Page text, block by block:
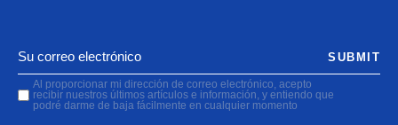
Al proporcionar mi dirección de correo electrónico, acepto
recibir nuestros últimos artículos e información, y entiendo que
podré darme de baja fácilmente en cualquier momento
SUBMIT